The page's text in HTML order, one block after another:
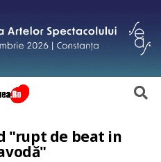
"rupt de beat in